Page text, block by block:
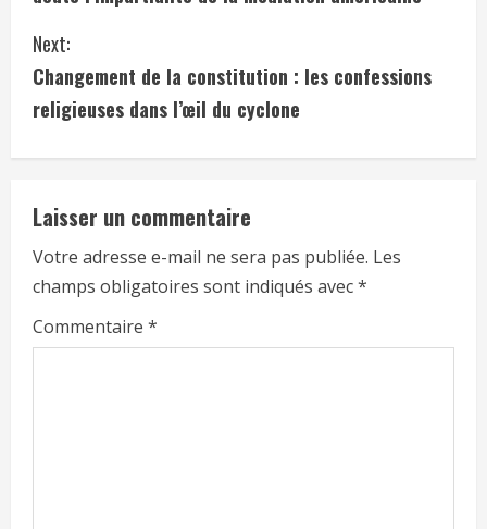
Next:
Changement de la constitution : les confessions
religieuses dans l’œil du cyclone
Laisser un commentaire
Votre adresse e-mail ne sera pas publiée. Les
champs obligatoires sont indiqués avec*
Commentaire *